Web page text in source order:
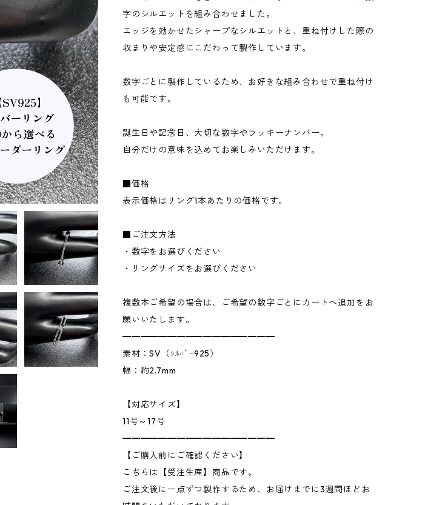
字のシルエットを組み合わせました。
エッジを効かせたシャープなシルエットと、重ね付けした際の
収まりや安定感にこだわって製作しています。
数字ごとに製作しているため、お好きな組み合わせで重ね付け
も可能です。
誕生日や記念日、大切な数字やラッキーナンバー。
自分だけの意味を込めてお楽しみいただけます。
■価格
表示価格はリング1本あたりの価格です。
■ご注文方法
・数字をお選びください
・リングサイズをお選びください
複数本ご希望の場合は、ご希望の数字ごとにカートへ追加をお
願いいたします。
━━━━━━━━━━━━━━━━━
素材：SV（ｼﾙﾊﾞｰ925）
幅：約2.7mm
【対応サイズ】
11号～17号
━━━━━━━━━━━━━━━━━
【ご購入前にご確認ください】
こちらは【受注生産】商品です。
ご注文後に一点ずつ製作するため、お届けまでに3週間ほどお